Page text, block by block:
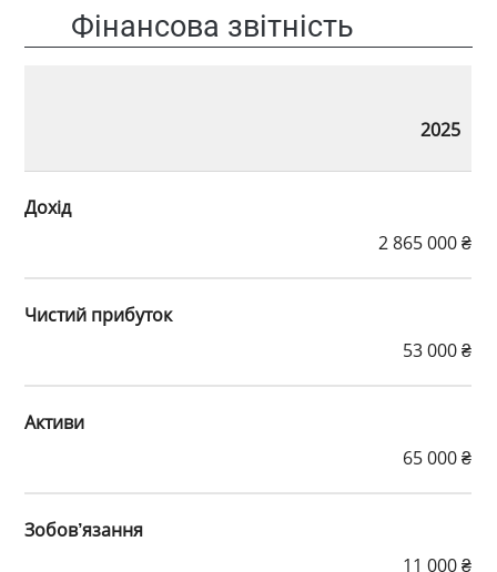
Фінансова звітність
2025
Дохід
2 865 000 ₴
Чистий прибуток
53 000 ₴
Активи
65 000 ₴
Зобов’язання
11 000 ₴